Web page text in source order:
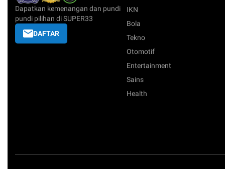
Dapatkan kemenangan dan pundi
pundi pilihan di SUPER33
DAFTAR
IKN
Bola
Tekno
Otomotif
Entertainment
Sains
Health